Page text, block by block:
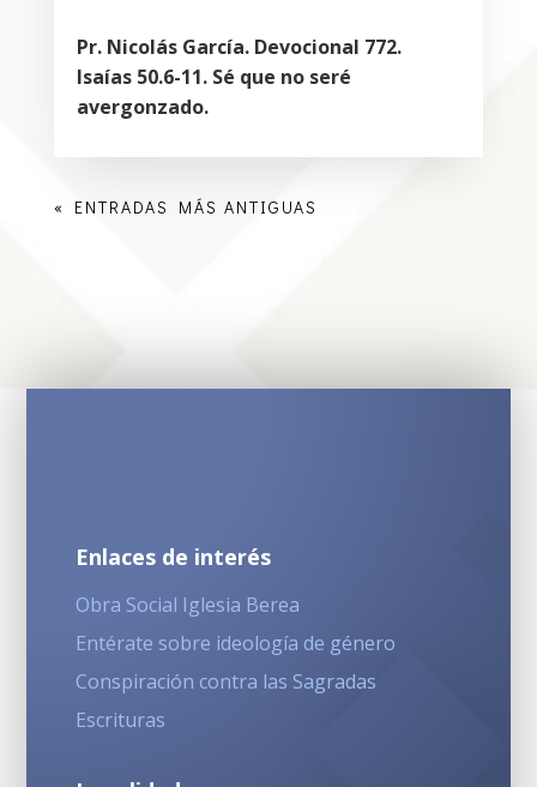
Pr. Nicolás García. Devocional 772.
Isaías 50.6-11. Sé que no seré
avergonzado.
« ENTRADAS MÁS ANTIGUAS
Enlaces de interés
Obra Social Iglesia Berea
Entérate sobre ideología de género
Conspiración contra las Sagradas
Escrituras